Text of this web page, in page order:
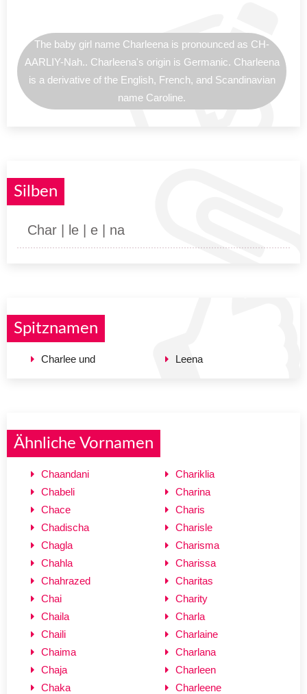
The baby girl name Charleena is pronounced as CH-
AARLIY-Nah.. Charleena's origin is Germanic. Charleena
is a derivative of the English, French, and Scandinavian
name Caroline.
Silben
Char | le | e | na
Spitznamen
Charlee und Leena
Ähnliche Vornamen
Chaandani
Chabeli
Chace
Chadischa
Chagla
Chahla
Chahrazed
Chai
Chaila
Chaili
Chaima
Chaja
Chaka
Chariklia
Charina
Charis
Charisle
Charisma
Charissa
Charitas
Charity
Charla
Charlaine
Charlana
Charleen
Charleene